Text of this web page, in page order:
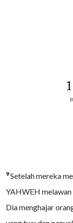
9Setelah mereka
YAHWEH melawan
Dia menghajar